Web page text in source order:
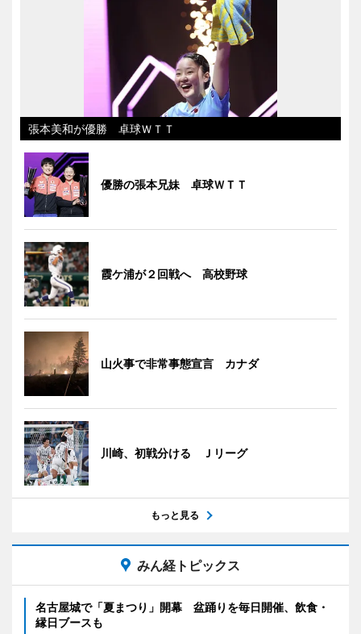
張本美和が優勝 卓球ＷＴＴ
優勝の張本兄妹 卓球ＷＴＴ
霞ケ浦が２回戦へ 高校野球
山火事で非常事態宣言 カナダ
川崎、初戦分ける Ｊリーグ
もっと見る
みん経トピックス
名古屋城で「夏まつり」開幕 盆踊りを毎日開催、飲食・
縁日ブースも